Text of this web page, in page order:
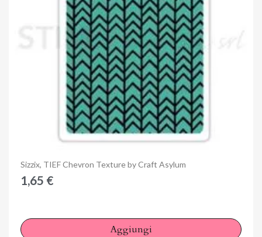
Anteprima
Sizzix, TIEF Chevron Texture by Craft Asylum
1,65 €
Aggiungi